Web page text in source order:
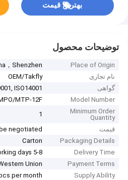
بهترین قیمت
توضیحات محصول
Place of Origin
，Shenzhen
نام تجاری
OEM/Takfly
گواهی
ISO14001
Model Number
MTP-12F
Minimum Order
Quantity
1
قیمت
negotiated
Packaging Details
Carton
Delivery Time
5-8 working days
Payment Terms
Union
Supply Ability
per month